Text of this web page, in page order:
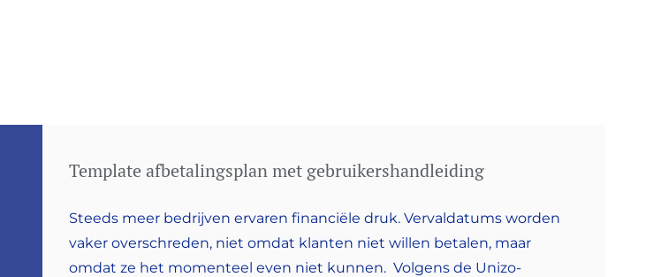
Template afbetalingsplan met gebruikershandleiding
Steeds meer bedrijven ervaren financiële druk. Vervaldatums worden
vaker overschreden, niet omdat klanten niet willen betalen, maar
omdat ze het momenteel even niet kunnen. Volgens de Unizo-